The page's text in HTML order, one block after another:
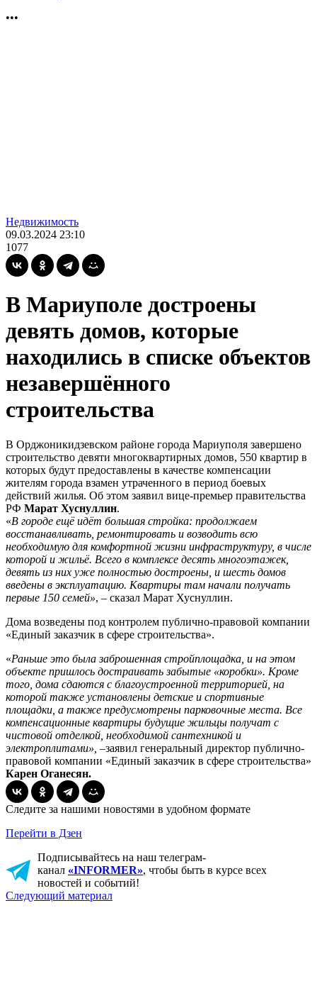
•••
Недвижимость
09.03.2024 23:10
1077
В Мариуполе достроены
девять домов, которые
находились в списке объектов
незавершённого
строительства
В Орджоникидзевском районе города Мариуполя завершено
строительство девяти многоквартирных домов, 550 квартир в
которых будут предоставлены в качестве компенсации
жителям города взамен утраченного в период боевых
действий жилья. Об этом заявил вице-премьер правительства
РФ Марат Хуснуллин.
«В городе ещё идёт большая стройка: продолжаем
восстанавливать, ремонтировать и возводить всю
необходимую для комфортной жизни инфраструктуру, в числе
которой и жильё. Всего в комплексе десять многоэтажек,
девять из них уже полностью достроены, и шесть домов
введены в эксплуатацию. Квартиры там начали получать
первые 150 семей», – сказал Марат Хуснуллин.
Дома возведены под контролем публично-правовой компании
«Единый заказчик в сфере строительства».
«Раньше это была заброшенная стройплощадка, и на этом
объекте пришлось достраивать забытые «коробки». Кроме
того, дома сдаются с благоустроенной территорией, на
которой также установлены детские и спортивные
площадки, а также предусмотрены парковочные места. Все
компенсационные квартиры будущие жильцы получат с
чистовой отделкой, необходимой сантехникой и
электроплитами», –заявил генеральный директор публично-
правовой компании «Единый заказчик в сфере строительства»
Карен Оганесян.
Следите за нашими новостями в удобном формате
Перейти в Дзен
Подписывайтесь на наш телеграм-
канал «INFORMER», чтобы быть в курсе всех
новостей и событий!
Следующий материал